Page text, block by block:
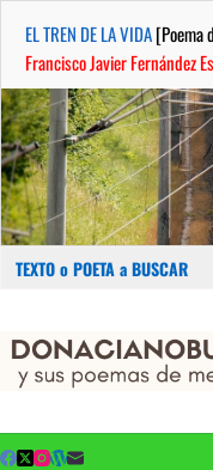
EL TREN DE LA VIDA[Poema
Francisco Javier Fernández
Buscar:
contenido